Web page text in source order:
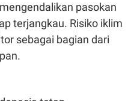
pasokan
terjangkau. Risiko iklim
sebagai bagian dari